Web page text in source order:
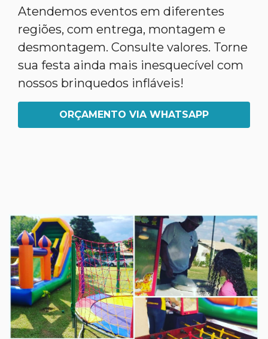
Atendemos eventos em diferentes
regiões, com entrega, montagem e
desmontagem. Consulte valores. Torne
sua festa ainda mais inesquecível com
nossos brinquedos infláveis!
ORÇAMENTO VIA WHATSAPP